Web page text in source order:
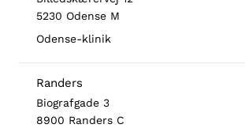
5230 Odense M
Odense-klinik
Randers
Biografgade 3
8900 Randers C